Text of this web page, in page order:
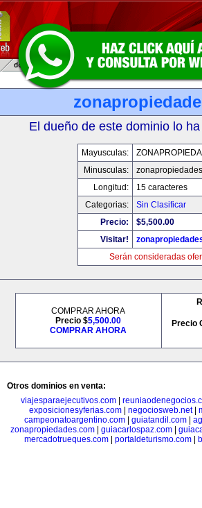
El dueño de este dominio lo
Mayusculas:
Minusculas:
Longitud:
15 caracteres
Categorias:
Sin Clasificar
Precio:
$5,500.00
Visitar!
Serán consideradas
COMPRAR AHORA
Precio $5,500.00
COMPRAR AHORA
Precio
Otros dominios en venta:
viajesparaejecutivos.com|
exposicionesyferias.com
negociosweb.net|
campeonatoargentino.com| guiatandil.com|
zonapropiedades.com
guiacarlospaz.com
mercadotrueques.com| portaldeturismo.com|